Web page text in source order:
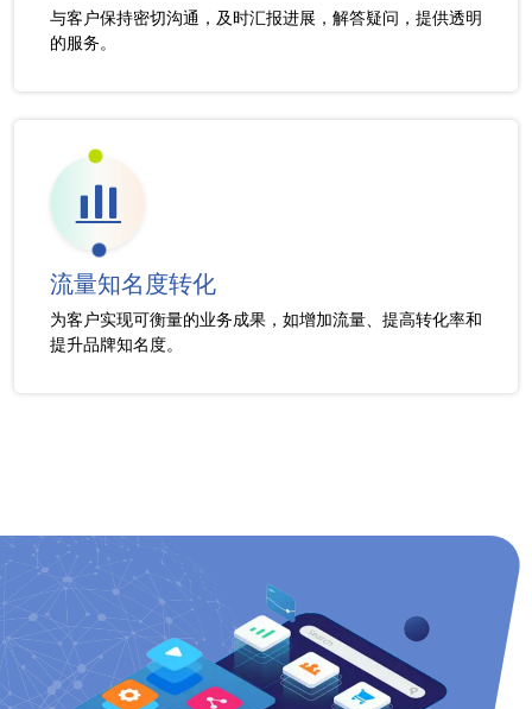
与客户保持密切沟通，及时汇报进展，解答疑问，提供透明
的服务。
流量知名度转化
为客户实现可衡量的业务成果，如增加流量、提高转化率和
提升品牌知名度。